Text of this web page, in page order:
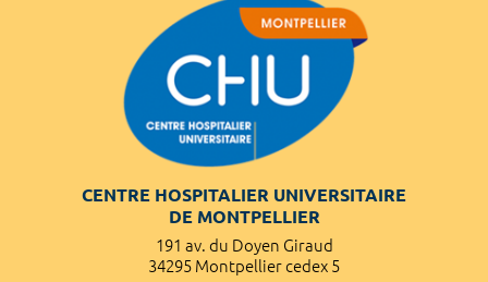
CENTRE HOSPITALIER UNIVERSITAIRE
DE MONTPELLIER
191 av. du Doyen Giraud
34295 Montpellier cedex 5